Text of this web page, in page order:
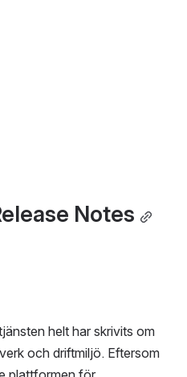
Notes
helt har skrivits om
och driftmiljö. Eftersom